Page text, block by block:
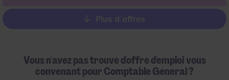
Pagination
Plus d´offres
Vous n'avez pas trouvé d'offre d'emploi vous
convenant pour Comptable Général ?